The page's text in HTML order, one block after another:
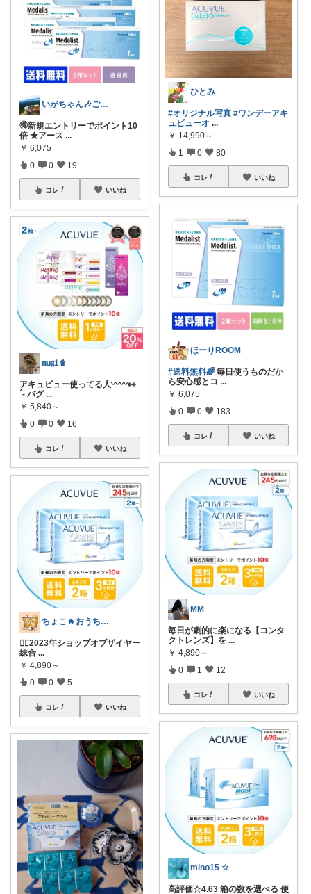
いがちゃん🎶ご購入感謝です🎶
🉐新規エントリーでポイント10
倍 ★アース ...
￥ 6,075
0 0 19
コレ いいね
𝐦𝐮𝐠𝐢🧋
アキュビュー使ってる人〰️〰️👀
´- バグ ...
￥ 5,840～
0 0 16
コレ いいね
ちょこ☻おうち時間充実🏠アイテム
🙆‍♀️2023年ショップオブザイヤー
総合 ...
￥ 4,890～
0 0 5
コレ いいね
ひとみ
#オリジナル写真 #ワンデーアキ
ュビューオ ...
￥ 14,990～
1 0 80
コレ いいね
ほーりROOM
#送料無料🌈 毎日使うものだか
ら安心感とコ ...
￥ 6,075
0 0 183
コレ いいね
MM
毎日が劇的に楽になる【コンタ
クトレンズ】を ...
￥ 4,890～
0 1 12
コレ いいね
mino15 ☆
高評価☆4.63 箱の数を選べる 便